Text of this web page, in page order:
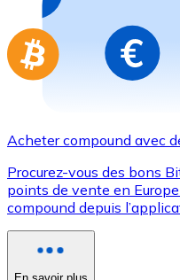
Aller à la boutique de
Acheter compound avec
Procurez-vous des bons
points de vente en
compound depuis
En savoir plus